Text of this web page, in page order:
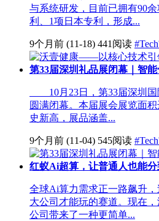
与系统研发，目前已拥有90
利、1项日本专利，形成...
9个月前 (11-18) 441阅读
第33届深圳礼品展闭幕｜智
10月23日，第33届深圳国
圆满闭幕。本届展会展览面
史新高，展品涵盖...
9个月前 (11-04) 545阅读
红蚁Ai超算，让普通人也能
全球Ai算力需求正一路飙升
大公司才能玩的赛道。现在
公司带来了一种更简单...